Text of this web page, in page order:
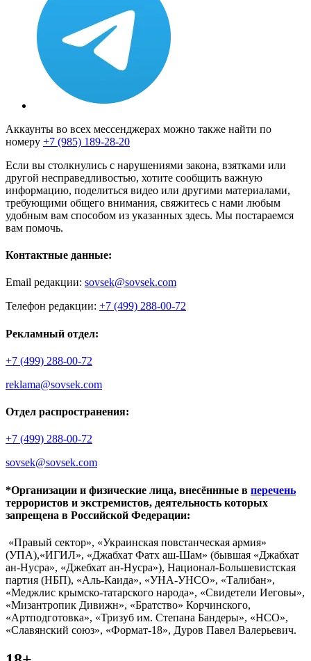
Аккаунты во всех мессенджерах можно также найти по
номеру +7 (985) 189-28-20
Если вы столкнулись с нарушениями закона, взятками или
другой несправедливостью, хотите сообщить важную
информацию, поделиться видео или другими материалами,
требующими общего внимания, свяжитесь с нами любым
удобным вам способом из указанных здесь. Мы постараемся
вам помочь.
Контактные данные:
Email редакции: sovsek@sovsek.com
Телефон редакции: +7 (499) 288-00-72
Рекламный отдел:
+7 (499) 288-00-72
reklama@sovsek.com
Отдел распространения:
+7 (499) 288-00-72
sovsek@sovsek.com
*Организации и физические лица, внесённные в перечень
террористов и экстремистов, деятельность которых
запрещена в Российской Федерации:
«Правый сектор», «Украинская повстанческая армия»
(УПА),«ИГИЛ», «Джабхат Фатх аш-Шам» (бывшая «Джабхат
ан-Нусра», «Джебхат ан-Нусра»), Национал-Большевистская
партия (НБП), «Аль-Каида», «УНА-УНСО», «Талибан»,
«Меджлис крымско-татарского народа», «Свидетели Иеговы»,
«Мизантропик Дивижн», «Братство» Корчинского,
«Артподготовка», «Тризуб им. Степана Бандеры», «НСО»,
«Славянский союз», «Формат-18», Дуров Павел Валерьевич.